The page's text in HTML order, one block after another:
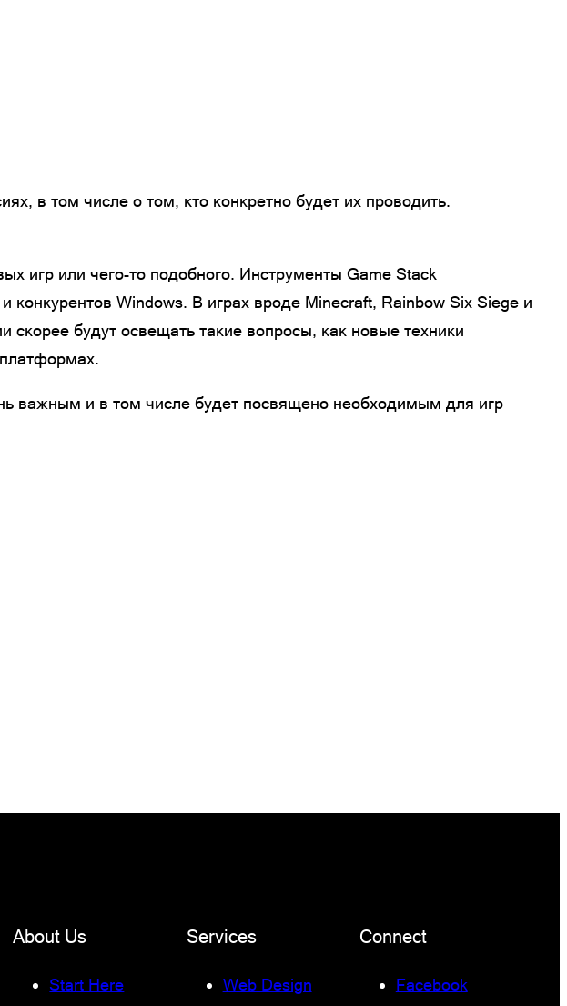
в том числе о том, кто конкретно будет их проводить.
игр или чего-то подобного. Инструменты Game Stack
Windows. В играх вроде Minecraft, Rainbow Six Siege и
будут освещать такие вопросы, как новые техники
важным и в том числе будет посвящено необходимым для игр
About Us
Start Here
Services
Web Design
Connect
Facebook